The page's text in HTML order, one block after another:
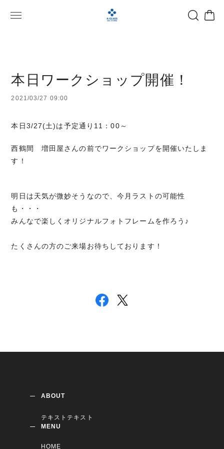
本日ワークショップ開催！
2021/03/27 09:00
本日3/27(土)は予定通り11：00～
西鶴間 増田屋さんの前でワークショップを開催いたしま
す！
明日は天気が微妙そうなので、今月ラストの可能性
も・・・
みんなで楽しくオリジナルフォトフレームを作ろう♪
たくさんの方のご来場お待ちしております！
ABOUT
テキストテキスト
MENU
HOME